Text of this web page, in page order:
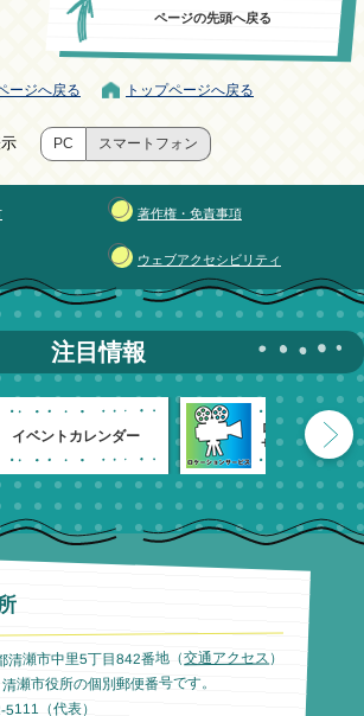
ページの先頭へ戻る
ージへ戻る トップページへ戻る
PC スマートフォン
著作権・免責事項
ウェブアクセシビリティ
注目情報
イベントカレンダー
ロケーション
サービス
瀬市中里5丁目842番地（交通アクセス ）
瀬市役所の個別郵便番号です。
（代表）